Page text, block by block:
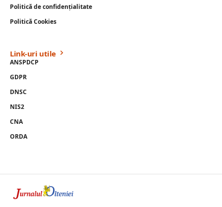
Politică de confidențialitate
Politică Cookies
Link-uri utile
ANSPDCP
GDPR
DNSC
NIS2
CNA
ORDA